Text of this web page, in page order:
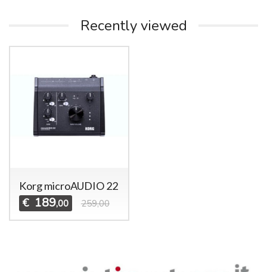
Recently viewed
Korg microAUDIO 22
€ 189,00 259,00